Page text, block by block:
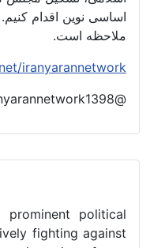
political
fighting against
اساسی نوین اقدام
ملاحظه است.
iranyarannetwork
@iranyarannetwork1398 تلگرام